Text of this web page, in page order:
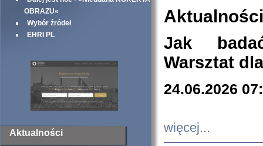
OBRAZU«
Wybór źródeł
EHRI PL
Aktualności
Aktualności
Jak
Warsztat
24.06.2026
więcej...